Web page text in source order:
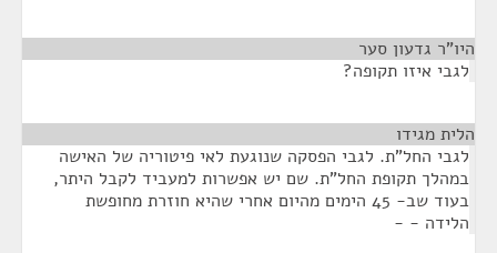
היו"ר גדעון סער
לגבי איזו תקופה?
הלית מגידו
לגבי החל"ת. לגבי הפסקה שנוגעת לאי פיטוריה של האישה
במהלך תקופת החל"ת. שם יש אפשרות למעביד לקבל היתר,
בעוד שב- 45 הימים מהיום אחרי שהיא חוזרת מחופשת
הלידה - -